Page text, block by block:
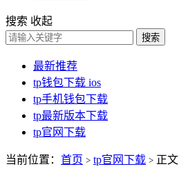
搜索 收起
搜索
最新推荐
tp钱包下载 ios
tp手机钱包下载
tp最新版本下载
tp官网下载
当前位置： 首页 > tp官网下载 > 正文